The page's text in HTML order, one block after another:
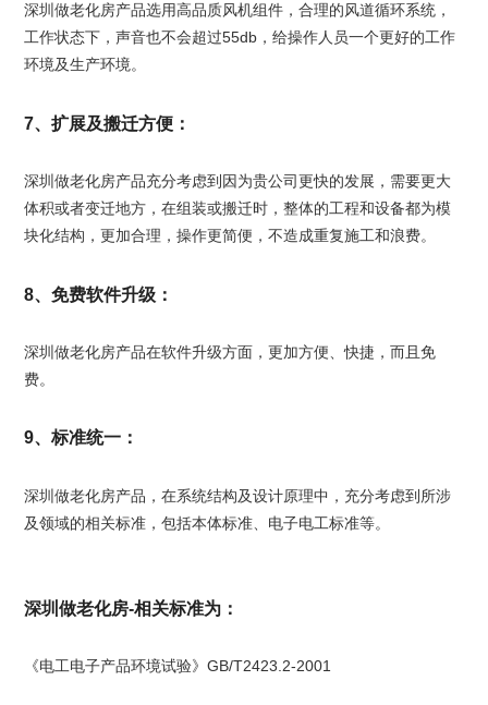
深圳做老化房产品选用高品质风机组件，合理的风道循环系统，
工作状态下，声音也不会超过55db，给操作人员一个更好的工作
环境及生产环境。
7、扩展及搬迁方便：
深圳做老化房产品充分考虑到因为贵公司更快的发展，需要更大
体积或者变迁地方，在组装或搬迁时，整体的工程和设备都为模
块化结构，更加合理，操作更简便，不造成重复施工和浪费。
8、免费软件升级：
深圳做老化房产品在软件升级方面，更加方便、快捷，而且免
费。
9、标准统一：
深圳做老化房产品，在系统结构及设计原理中，充分考虑到所涉
及领域的相关标准，包括本体标准、电子电工标准等。
深圳做老化房-相关标准为：
《电工电子产品环境试验》GB/T2423.2-2001